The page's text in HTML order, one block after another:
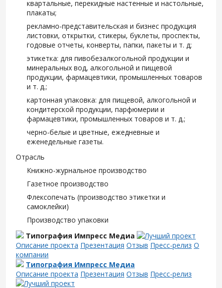
квартальные, перекидные настенные и настольные,
плакаты;
рекламно-представительская и бизнес продукция
листовки, открытки, стикеры, буклеты, проспекты,
годовые отчеты, конверты, папки, пакеты и т. д;
этикетка: для пивобезалкогольной продукции и
минеральных вод, алкогольной и пищевой
продукции, фармацевтики, промышленных товаров
и т. д.;
картонная упаковка: для пищевой, алкогольной и
кондитерской продукции, парфюмерии и
фармацевтики, промышленных товаров и т. д.;
черно-белые и цветные, ежедневные и
еженедельные газеты.
Отрасль
Книжно-журнальное производство
Газетное производство
Флексопечать (производство этикетки и
самоклейки)
Производство упаковки
Типография Импресс Медиа
Описание проекта Презентация Отзыв Пресс-релиз О
компании
Типография Импресс Медиа
Описание проекта Презентация Отзыв Пресс-релиз